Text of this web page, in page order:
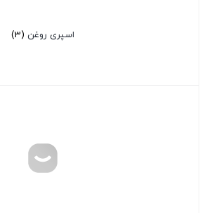
اسپری روغن (3)